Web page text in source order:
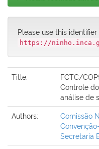
Please use this
https://
Title:
FCTC/
Controle
análise de
Authors:
Comissão
Secretaria